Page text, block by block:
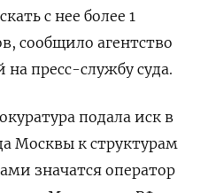
с нее более 1
сообщило агентство
пресс-службу суда.
подала иск в
Москвы к структурам
значатся оператор